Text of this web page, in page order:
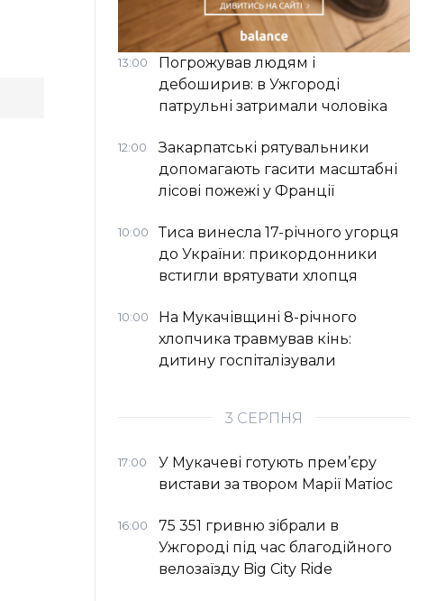
13:00
Погрожував людям і
дебоширив: в Ужгороді
патрульні затримали чоловіка
12:00
Закарпатські рятувальники
допомагають гасити масштабні
лісові пожежі у Франції
10:00
Тиса винесла 17-річного угорця
до України: прикордонники
встигли врятувати хлопця
10:00
На Мукачівщині 8-річного
хлопчика травмував кінь:
дитину госпіталізували
3 СЕРПНЯ
17:00
У Мукачеві готують прем’єру
вистави за твором Марії Матіос
16:00
75 351 гривню зібрали в
Ужгороді під час благодійного
велозаїзду Big Сity Ride